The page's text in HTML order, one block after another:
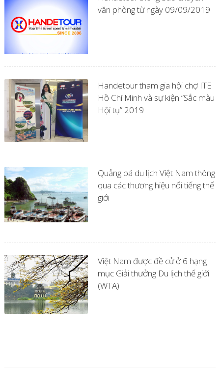
văn phòng từ ngày 09/09/2019
Handetour tham gia hội chợ ITE
Hồ Chí Minh và sự kiện “Sắc màu
Hội tụ” 2019
Quảng bá du lịch Việt Nam thông
qua các thương hiệu nổi tiếng thế
giới
Việt Nam được đề cử ở 6 hạng
mục Giải thưởng Du lịch thế giới
(WTA)